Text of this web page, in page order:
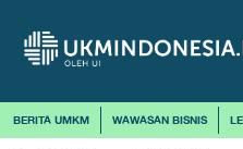
BERITA UMKM WAWASAN BISNIS